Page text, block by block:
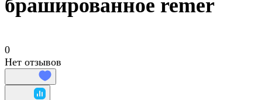
брашированное remer
0
Нет отзывов